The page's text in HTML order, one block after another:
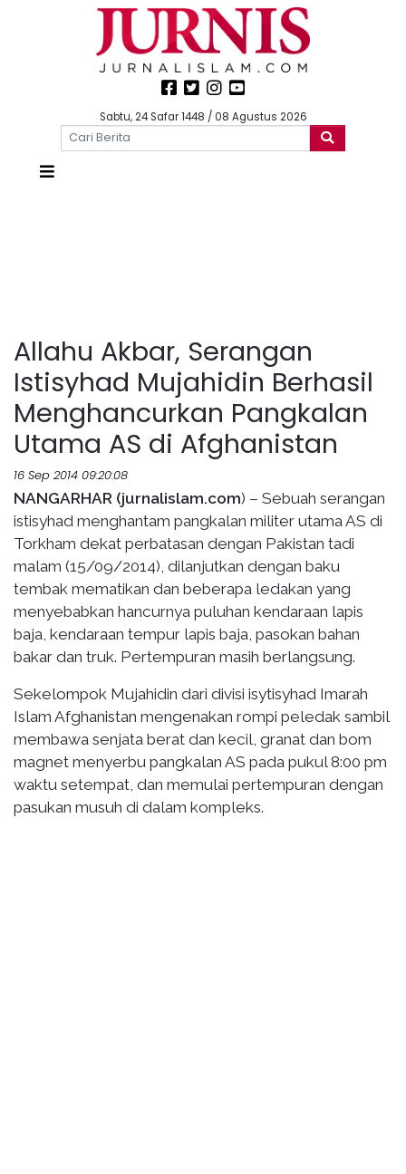
Sabtu, 24 Safar 1448 / 08 Agustus 2026
Allahu Akbar, Serangan
Istisyhad Mujahidin Berhasil
Menghancurkan Pangkalan
Utama AS di Afghanistan
16 Sep 2014 09:20:08
NANGARHAR (jurnalislam.com) – Sebuah serangan
istisyhad menghantam pangkalan militer utama AS di
Torkham dekat perbatasan dengan Pakistan tadi
malam (15/09/2014), dilanjutkan dengan baku
tembak mematikan dan beberapa ledakan yang
menyebabkan hancurnya puluhan kendaraan lapis
baja, kendaraan tempur lapis baja, pasokan bahan
bakar dan truk. Pertempuran masih berlangsung.
Sekelompok Mujahidin dari divisi isytisyhad Imarah
Islam Afghanistan mengenakan rompi peledak sambil
membawa senjata berat dan kecil, granat dan bom
magnet menyerbu pangkalan AS pada pukul 8:00 pm
waktu setempat, dan memulai pertempuran dengan
pasukan musuh di dalam kompleks.